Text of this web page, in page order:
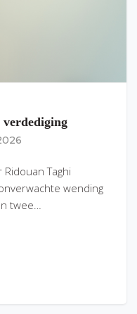
verdediging
Taghi
wending
twee…